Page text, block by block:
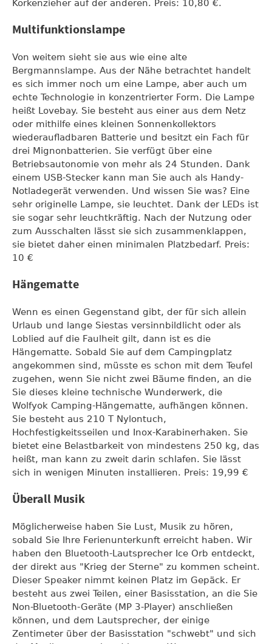
Korkenzieher auf der anderen. Preis: 10,80 €.
Multifunktionslampe
Von weitem sieht sie aus wie eine alte
Bergmannslampe. Aus der Nähe betrachtet handelt
es sich immer noch um eine Lampe, aber auch um
echte Technologie in konzentrierter Form. Die Lampe
heißt Lovebay. Sie besteht aus einer aus dem Netz
oder mithilfe eines kleinen Sonnenkollektors
wiederaufladbaren Batterie und besitzt ein Fach für
drei Mignonbatterien. Sie verfügt über eine
Betriebsautonomie von mehr als 24 Stunden. Dank
einem USB-Stecker kann man Sie auch als Handy-
Notladegerät verwenden. Und wissen Sie was? Eine
sehr originelle Lampe, sie leuchtet. Dank der LEDs ist
sie sogar sehr leuchtkräftig. Nach der Nutzung oder
zum Ausschalten lässt sie sich zusammenklappen,
sie bietet daher einen minimalen Platzbedarf. Preis:
10 €
Hängematte
Wenn es einen Gegenstand gibt, der für sich allein
Urlaub und lange Siestas versinnbildlicht oder als
Loblied auf die Faulheit gilt, dann ist es die
Hängematte. Sobald Sie auf dem Campingplatz
angekommen sind, müsste es schon mit dem Teufel
zugehen, wenn Sie nicht zwei Bäume finden, an die
Sie dieses kleine technische Wunderwerk, die
Wolfyok Camping-Hängematte, aufhängen können.
Sie besteht aus 210 T Nylontuch,
Hochfestigkeitsseilen und Inox-Karabinerhaken. Sie
bietet eine Belastbarkeit von mindestens 250 kg, das
heißt, man kann zu zweit darin schlafen. Sie lässt
sich in wenigen Minuten installieren. Preis: 19,99 €
Überall Musik
Möglicherweise haben Sie Lust, Musik zu hören,
sobald Sie Ihre Ferienunterkunft erreicht haben. Wir
haben den Bluetooth-Lautsprecher Ice Orb entdeckt,
der direkt aus "Krieg der Sterne" zu kommen scheint.
Dieser Speaker nimmt keinen Platz im Gepäck. Er
besteht aus zwei Teilen, einer Basisstation, an die Sie
Non-Bluetooth-Geräte (MP 3-Player) anschließen
können, und dem Lautsprecher, der einige
Zentimeter über der Basisstation "schwebt" und sich